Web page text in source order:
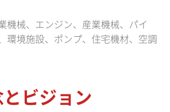
機械、エンジン、産業機械、パイ
環境施設、ポンプ、住宅機材、空調
ビジョン